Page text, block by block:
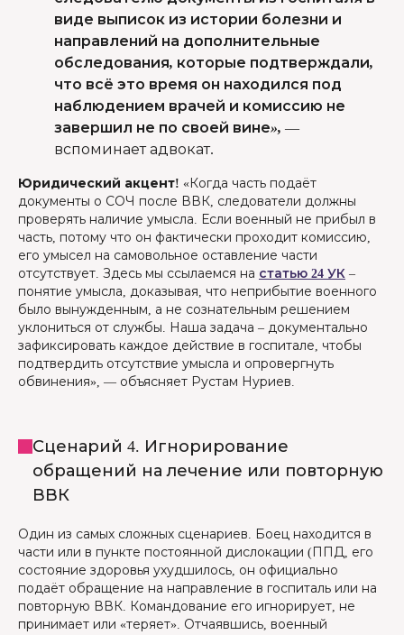
виде выписок из истории болезни и
направлений на дополнительные
обследования, которые подтверждали,
что всё это время он находился под
наблюдением врачей и комиссию не
завершил не по своей вине», —
вспоминает адвокат.
Юридический акцент! «Когда часть подаёт
документы о СОЧ после ВВК, следователи должны
проверять наличие умысла. Если военный не прибыл в
часть, потому что он фактически проходит комиссию,
его умысел на самовольное оставление части
отсутствует. Здесь мы ссылаемся на статью 24 УК –
понятие умысла, доказывая, что неприбытие военного
было вынужденным, а не сознательным решением
уклониться от службы. Наша задача – документально
зафиксировать каждое действие в госпитале, чтобы
подтвердить отсутствие умысла и опровергнуть
обвинения», — объясняет Рустам Нуриев.
Сценарий 4. Игнорирование
обращений на лечение или повторную
ВВК
Один из самых сложных сценариев. Боец находится в
части или в пункте постоянной дислокации (ППД, его
состояние здоровья ухудшилось, он официально
подаёт обращение на направление в госпиталь или на
повторную ВВК. Командование его игнорирует, не
принимает или «теряет». Отчаявшись, военный